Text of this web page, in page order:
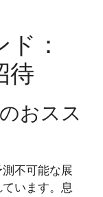
：
待
おスス
測不可能な展
います。息